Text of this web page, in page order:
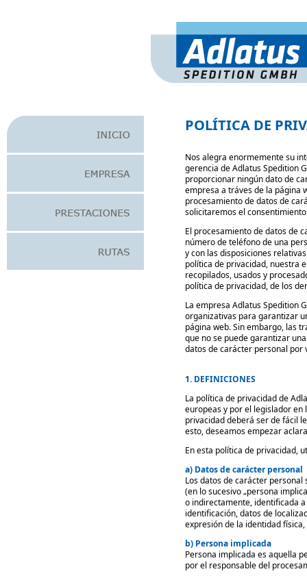
POLÍTICA DE
Nos alegra enormemente su
gerencia de Adlatus Spedition
proporcionar ningún dato de
empresa a tráves de la página
procesamiento de datos de
solicitaremos el
El procesamiento de datos de
número de teléfono de una
y con las disposiciones
política de privacidad, nuestra
recopilados, usados y
política de privacidad, de los
La empresa Adlatus Spedition
organizativas para garantizar
página web. Sin embargo, las
que no se puede garantizar
datos de carácter personal
1. DEFINICIONES
La política de privacidad de
europeas y por el legislador en
privacidad deberá ser de fácil
esto, deseamos empezar
En esta política de privacidad,
a) Datos de carácter personal
Los datos de carácter
(en lo sucesivo „persona
o indirectamente, identificada
identificación, datos de
expresión de la identidad
b) Persona implicada
Persona implicada es aquella
por el responsable del